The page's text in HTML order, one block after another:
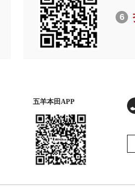
6
五羊本田APP